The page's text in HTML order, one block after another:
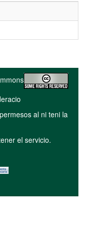
al ni teni la
el servicio.